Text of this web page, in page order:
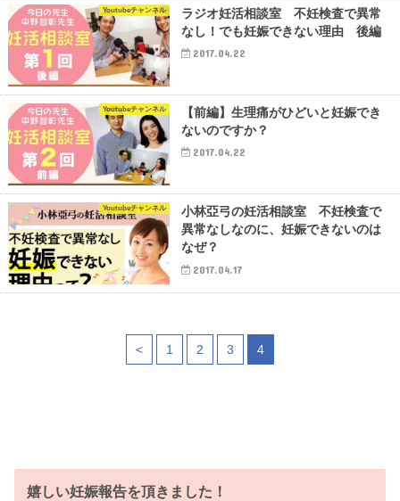
Youtubeチャンネル
ラジオ妊活相談室 不妊検査で異常
なし！でも妊娠できない理由 後編
2017.04.22
Youtubeチャンネル
【前編】生理痛がひどいと妊娠でき
ないのですか？
2017.04.22
Youtubeチャンネル
小林亞弓の妊活相談室 不妊検査で
異常なしなのに、妊娠できないのは
なぜ？
2017.04.17
< 1 2 3 4
嬉しい妊娠報告を頂きました！